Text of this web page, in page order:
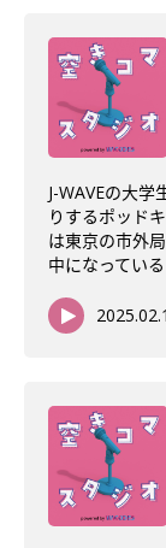
J-WAVEの大
りするポッド
は東京の市外
中になってい